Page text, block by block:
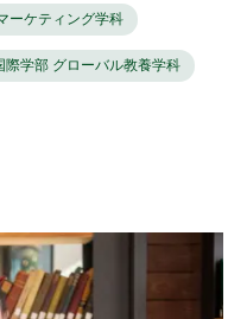
ーケティング学科
際学部 グローバル教養学科